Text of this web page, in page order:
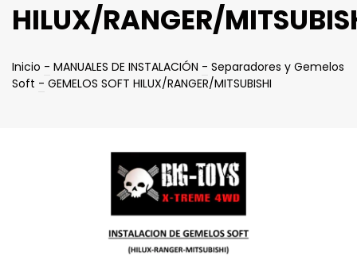
HILUX/RANGER/
Inicio - MANUALES DE INSTALACIÓN - Separadores y Gemelos
Soft - GEMELOS SOFT HILUX/RANGER/MITSUBISHI